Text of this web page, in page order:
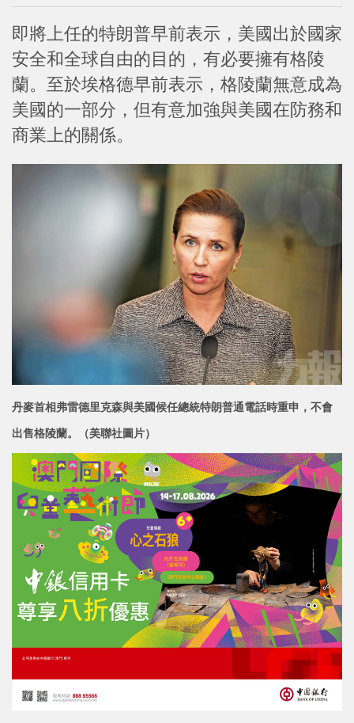
即將上任的特朗普早前表示，美國出於國家
安全和全球自由的目的，有必要擁有格陵
蘭。至於埃格德早前表示，格陵蘭無意成為
美國的一部分，但有意加強與美國在防務和
商業上的關係。
丹麥首相弗雷德里克森與美國候任總統特朗普通電話時重申，不會
出售格陵蘭。 （美聯社圖片）